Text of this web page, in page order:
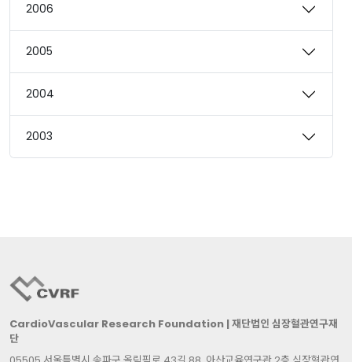
2006
2005
2004
2003
CardioVascular Research Foundation | 재단법인 심장혈관연구재
단